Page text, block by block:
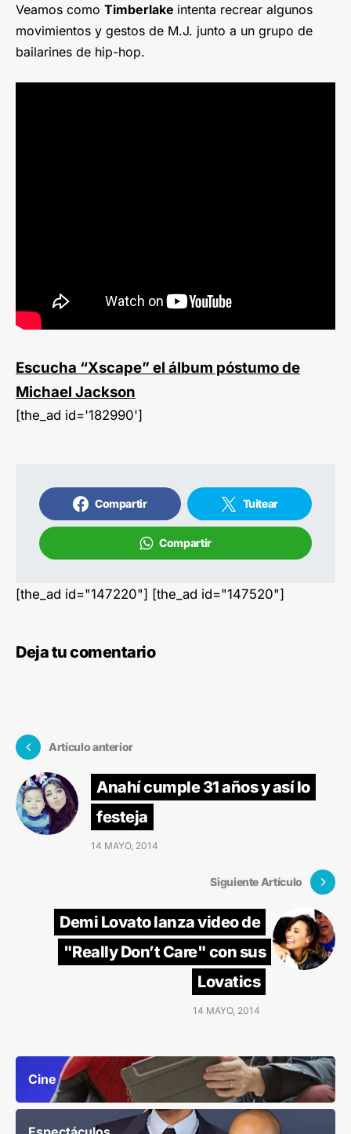
Veamos como Timberlake intenta recrear algunos
movimientos y gestos de M.J. junto a un grupo de
bailarines de hip-hop.
Escucha “Xscape” el álbum póstumo de
Michael Jackson
[the_ad id='182990']
Compartir Tuitear
Compartir
[the_ad id="147220"] [the_ad id="147520"]
Deja tu comentario
Artículo anterior
Anahí cumple 31 años y así lo
festeja
14 MAYO, 2014
Siguiente Artículo
Demi Lovato lanza video de
"Really Don’t Care" con sus
Lovatics
14 MAYO, 2014
Cine